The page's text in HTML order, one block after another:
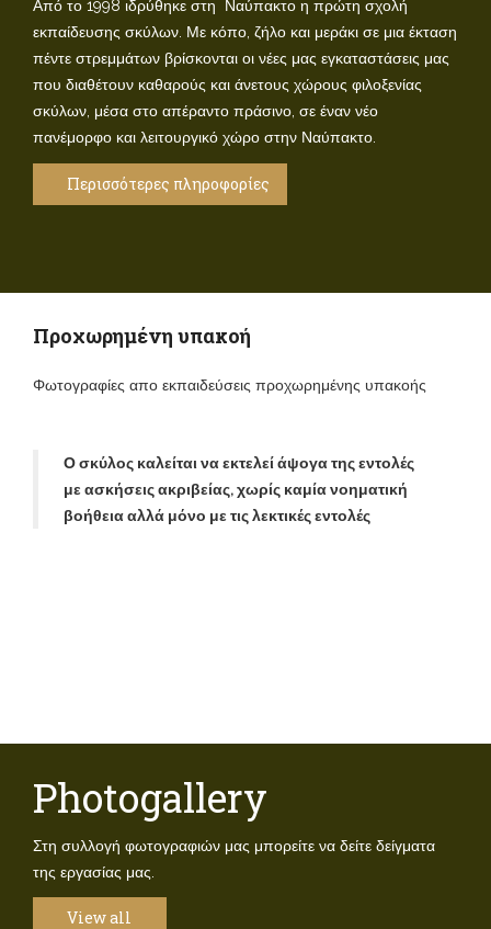
Από το 1998 ιδρύθηκε στη Ναύπακτο η πρώτη σχολή
εκπαίδευσης σκύλων. Με κόπο, ζήλο και μεράκι σε μια έκταση
πέντε στρεμμάτων βρίσκονται οι νέες μας εγκαταστάσεις μας
που διαθέτουν καθαρούς και άνετους χώρους φιλοξενίας
σκύλων, μέσα στο απέραντο πράσινο, σε έναν νέο
πανέμορφο και λειτουργικό χώρο στην Ναύπακτο.
Περισσότερες πληροφορίες
Προχωρημένη υπακοή
Φωτογραφίες απο εκπαιδεύσεις προχωρημένης υπακοής
Ο σκύλος καλείται να εκτελεί άψογα της εντολές
με ασκήσεις ακριβείας, χωρίς καμία νοηματική
βοήθεια αλλά μόνο με τις λεκτικές εντολές
Photogallery
Στη συλλογή φωτογραφιών μας μπορείτε να δείτε δείγματα
της εργασίας μας.
View all